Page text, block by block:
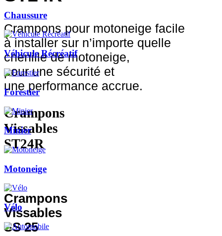
Crampons pour motoneige facile
à installer sur n’importe quelle
chenille de motoneige,
pour une sécurité et
une performance accrue.
Crampons
Vissables
ST24R
Crampons
Vissables
SS 25
Chaussure
Véhicule Récréatif
Forestier
Minier
Motoneige
Vélo